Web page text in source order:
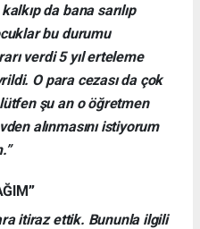
da bana sarılıp
bu durumu
verdi 5 yıl erteleme
O para cezası da çok
şu an o öğretmen
alınmasını istiyorum
itiraz ettik. Bununla ilgili